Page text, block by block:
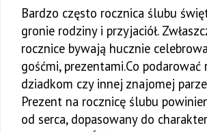
Bardzo często rocznica ślubu
gronie rodziny i przyjaciół.
rocznice bywają hucznie
gośćmi, prezentami.Co podarować
dziadkom czy innej znajomej
Prezent na rocznicę ślubu
od serca, dopasowany do